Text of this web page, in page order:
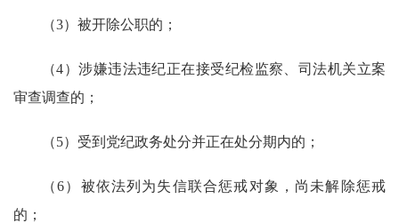
（3）被开除公职的；
（4）涉嫌违法违纪正在接受纪检监察、司法机关立案
审查调查的；
（5）受到党纪政务处分并正在处分期内的；
（6）被依法列为失信联合惩戒对象，尚未解除惩戒
的；